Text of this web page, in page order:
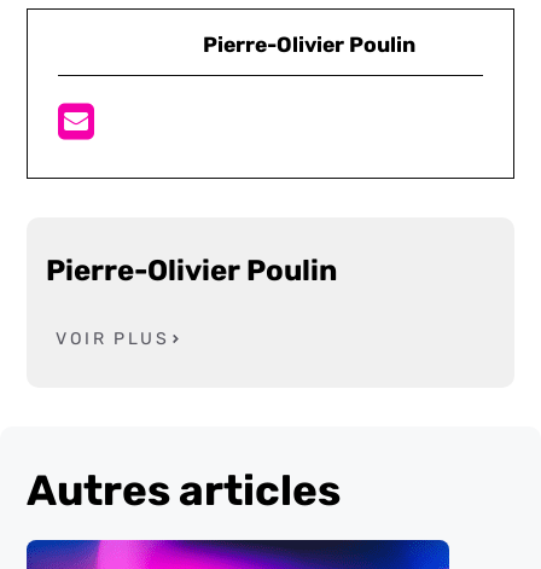
Pierre-Olivier Poulin
Pierre-Olivier Poulin
VOIR PLUS
Autres articles